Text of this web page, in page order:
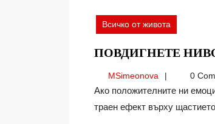
Всичко от живота
ПОВДИГНЕТЕ
MSimeonovaMSimeonova
0
Ако положителните ни емоции са 3 пъти повече от негативните, то първите могат да имат
траен ефект върху